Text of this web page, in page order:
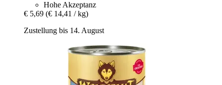
Hohe Akzeptanz
€ 5,69 (€ 14,41 / kg)
Zustellung bis 14. August